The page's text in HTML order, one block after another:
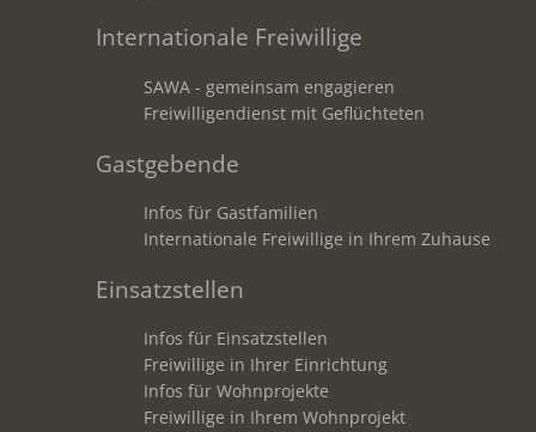
Internationale Freiwillige
SAWA - gemeinsam engagieren
Freiwilligendienst mit Geflüchteten
Gastgebende
Infos für Gastfamilien
Internationale Freiwillige in Ihrem Zuhause
Einsatzstellen
Infos für Einsatzstellen
Freiwillige in Ihrer Einrichtung
Infos für Wohnprojekte
Freiwillige in Ihrem Wohnprojekt